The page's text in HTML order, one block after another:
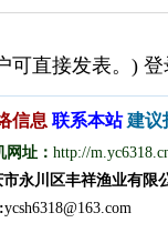
可直接发表。) 登
址： http://
永川区丰祥渔业有限
ycsh6318@163.com
信息 联系本站 建议